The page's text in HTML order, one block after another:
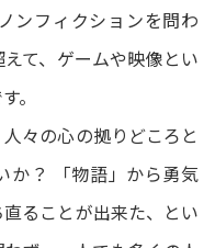
ンフィクションを問わ
て、ゲームや映像とい
。
々の心の拠りどころと
か？ 「物語」から勇気
ることが出来た、とい